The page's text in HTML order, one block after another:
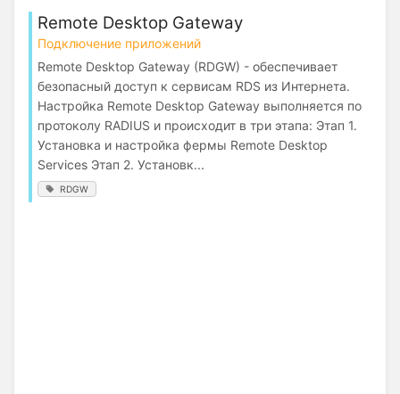
Remote Desktop Gateway
Подключение приложений
Remote Desktop Gateway (RDGW) - обеспечивает
безопасный доступ к сервисам RDS из Интернета.
Настройка Remote Desktop Gateway выполняется по
протоколу RADIUS и происходит в три этапа: Этап 1.
Установка и настройка фермы Remote Desktop
Services Этап 2. Установк...
RDGW